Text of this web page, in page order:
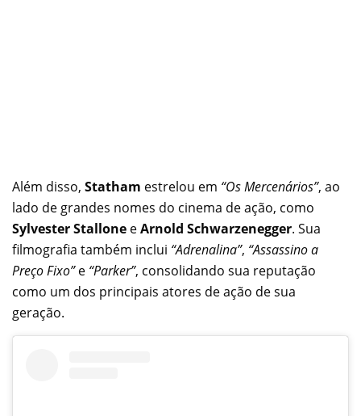
Além disso, Statham estrelou em “Os Mercenários”, ao
lado de grandes nomes do cinema de ação, como
Sylvester Stallone eArnold Schwarzenegger. Sua
filmografia também inclui “Adrenalina”, “Assassino a
Preço Fixo”e “Parker”, consolidando sua reputação
como um dos principais atores de ação de sua
geração.